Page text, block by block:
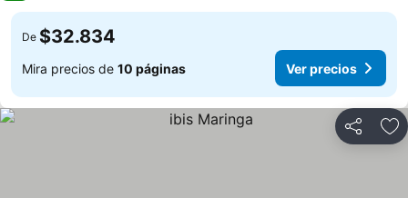
De $32.834
Mira precios de 10 páginas Ver precios
Compartir